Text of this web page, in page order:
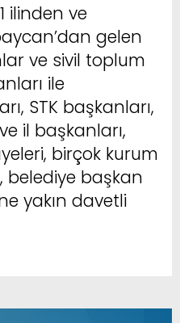
ilinden ve
gelen
ve sivil toplum
ile
STK başkanları,
il başkanları,
birçok kurum
belediye başkan
yakın davetli